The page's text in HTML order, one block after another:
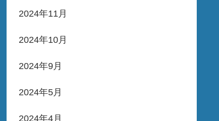
2024年11月
2024年10月
2024年9月
2024年5月
2024年4月